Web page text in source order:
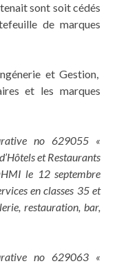
sont soit cédés
de marques
et Gestion,
et les marques
no 629055 «
et Restaurants
le 12 septembre
en classes 35 et
restauration, bar,
no 629063 «